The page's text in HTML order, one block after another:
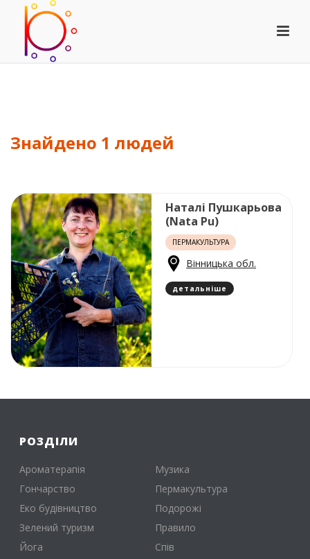
Фільтр
Знайдено 1 людей
Наталі Пушкарьова
(Nata Pu)
ПЕРМАКУЛЬТУРА
Вінницька обл.
детальніше
РОЗДІЛИ
Ароматерапія
Гончарство
Еко будівництво
Зелений туризм
Йога
Музика
Пермакультура
Подорожі
Правило
Спів